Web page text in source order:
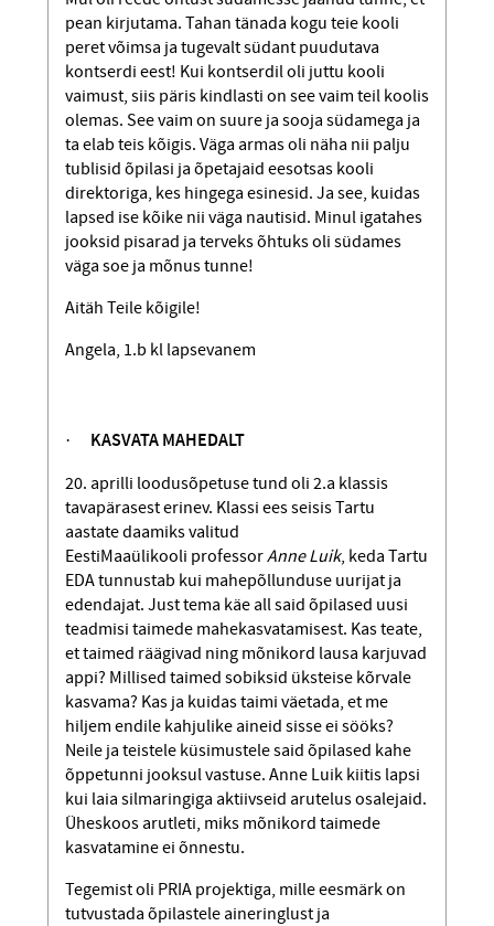
pean kirjutama. Tahan tänada kogu teie kooli
peret võimsa ja tugevalt südant puudutava
kontserdi eest! Kui kontserdil oli juttu kooli
vaimust, siis päris kindlasti on see vaim teil koolis
olemas. See vaim on suure ja sooja südamega ja
ta elab teis kõigis. Väga armas oli näha nii palju
tublisid õpilasi ja õpetajaid eesotsas kooli
direktoriga, kes hingega esinesid. Ja see, kuidas
lapsed ise kõike nii väga nautisid. Minul igatahes
jooksid pisarad ja terveks õhtuks oli südames
väga soe ja mõnus tunne!
Aitäh Teile kõigile!
Angela, 1.b kl lapsevanem
· KASVATA MAHEDALT
20. aprilli loodusõpetuse tund oli 2.a klassis
tavapärasest erinev. Klassi ees seisis Tartu
aastate daamiks valitud
EestiMaaülikooli professorAnne Luik, keda Tartu
EDA tunnustab kui mahepõllunduse uurijat ja
edendajat. Just tema käe all said õpilased uusi
teadmisi taimede mahekasvatamisest. Kas teate,
et taimed räägivad ning mõnikord lausa karjuvad
appi? Millised taimed sobiksid üksteise kõrvale
kasvama? Kas ja kuidas taimi väetada, et me
hiljem endile kahjulike aineid sisse ei sööks?
Neile ja teistele küsimustele said õpilased kahe
õppetunni jooksul vastuse. Anne Luik kiitis lapsi
kui laia silmaringiga aktiivseid arutelus osalejaid.
Üheskoos arutleti, miks mõnikord taimede
kasvatamine ei õnnestu.
Tegemist oli PRIA projektiga, mille eesmärk on
tutvustada õpilastele aineringlust ja